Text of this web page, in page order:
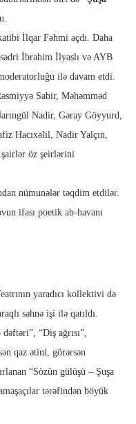
İlqar Fəhmi açdı. Daha
İbrahim İlyaslı və AYB
ilə davam etdi.
Sabir, Məhəmməd
Nadir, Gəray Göyyurd,
Hacıxəlil, Nadir Yalçın,
öz şeirlərini
nümunələr təqdim etdilər.
ifası poetik ab-havanı
yaradıcı kollektivi də
səhnə işi ilə qatıldı.
“Diş ağrısı”,
qaz ətini, görərsən
“Sözün gülüşü – Şuşa
tərəfindən böyük